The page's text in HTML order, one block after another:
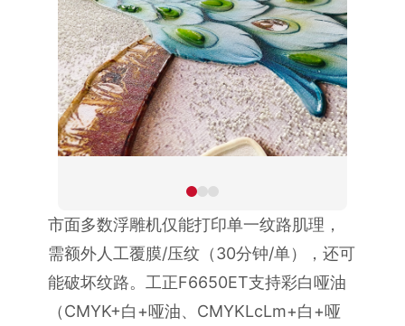
市面多数浮雕机仅能打印单一纹路肌理，
需额外人工覆膜/压纹（30分钟/单），还可
能破坏纹路。工正F6650ET支持彩白哑油
（CMYK+白+哑油、CMYKLcLm+白+哑